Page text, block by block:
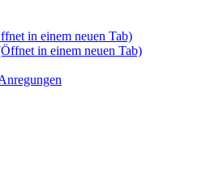
in einem neuen Tab)
in einem neuen Tab)